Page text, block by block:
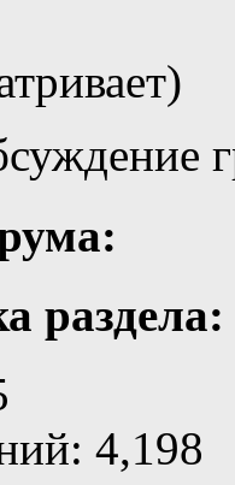
раздела:
4,198